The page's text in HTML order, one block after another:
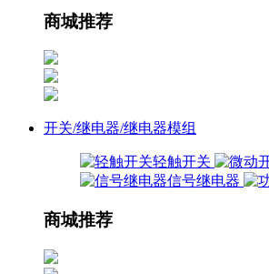
商城推荐
开关/继电器/继电器模组
轻触开关
信号继电器
商城推荐